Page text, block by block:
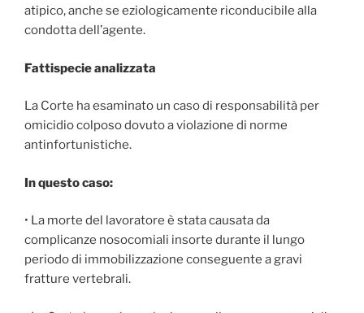
atipico, anche se eziologicamente riconducibile alla
condotta dell’agente.
Fattispecie analizzata
La Corte ha esaminato un caso di responsabilità per
omicidio colposo dovuto a violazione di norme
antinfortunistiche.
In questo caso:
• La morte del lavoratore è stata causata da
complicanze nosocomiali insorte durante il lungo
periodo di immobilizzazione conseguente a gravi
fratture vertebrali.